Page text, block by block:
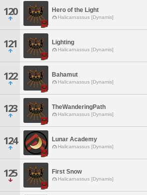
120 Hero of the Light
Halicarnassus [Dynamis]
121 Lighting
Halicarnassus [Dynamis]
122 Bahamut
Halicarnassus [Dynamis]
123 TheWanderingPath
Halicarnassus [Dynamis]
124 Lunar Academy
Halicarnassus [Dynamis]
125 First Snow
Halicarnassus [Dynamis]